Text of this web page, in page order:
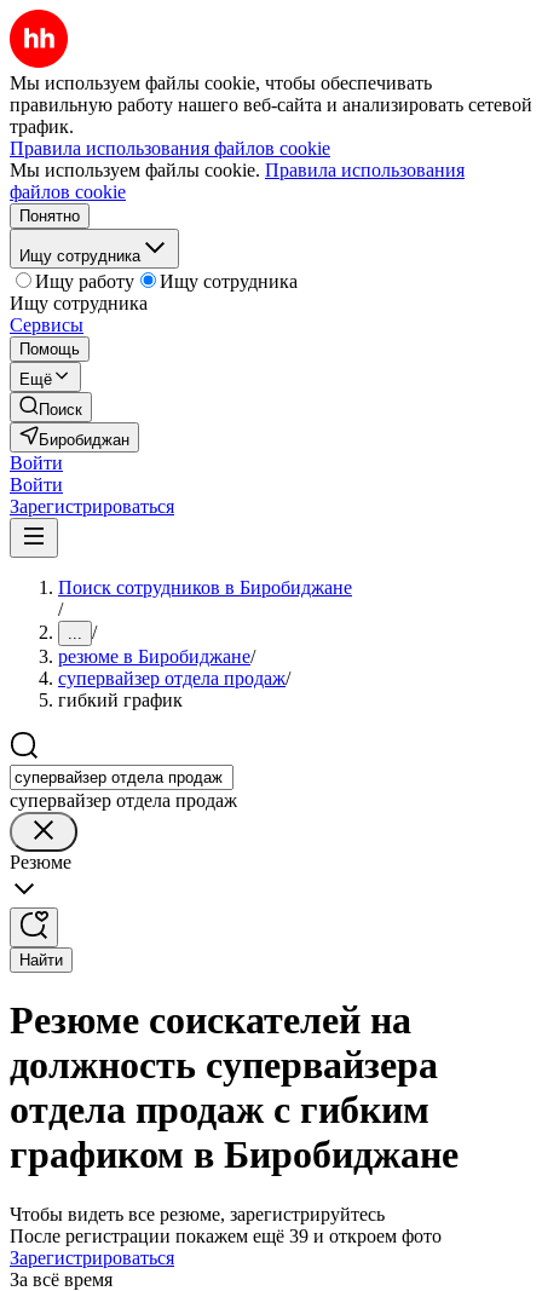
Мы используем файлы cookie, чтобы обеспечивать
правильную работу нашего веб-сайта и анализировать сетевой
трафик.
Правила использования файлов cookie
Мы используем файлы cookie. Правила использования
файлов cookie
Понятно
Ищу сотрудника
Ищу работу
Ищу сотрудника
Ищу сотрудника
Сервисы
Помощь
Ещё
Поиск
Биробиджан
Войти
Войти
Зарегистрироваться
Поиск сотрудников в Биробиджане
/
... /
резюме в Биробиджане/
супервайзер отдела продаж/
гибкий график
супервайзер отдела продаж
Резюме
Найти
Резюме соискателей на
должность супервайзера
отдела продаж с гибким
графиком в Биробиджане
Чтобы видеть все резюме, зарегистрируйтесь
После регистрации покажем ещё 39 и откроем фото
Зарегистрироваться
За всё время